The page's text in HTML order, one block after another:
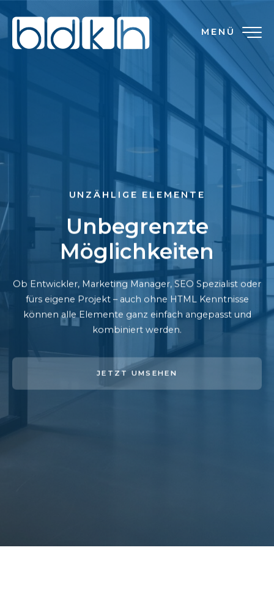
MENÜ
UNZÄHLIGE ELEMENTE
Unbegrenzte
Möglichkeiten
Ob Entwickler, Marketing Manager, SEO Spezialist oder
fürs eigene Projekt – auch ohne HTML Kenntnisse
können alle Elemente ganz einfach angepasst und
kombiniert werden.
JETZT UMSEHEN